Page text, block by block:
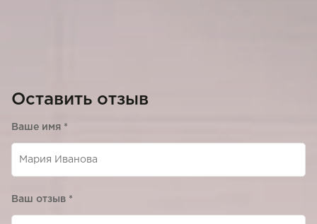
Оставить отзыв
Ваше имя *
Ваш отзыв *